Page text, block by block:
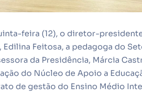
feira (12), o diretor-
Feitosa, a pedagoga do
da Presidência, Márcia
do Núcleo de Apoio a
de gestão do Ensino Médio